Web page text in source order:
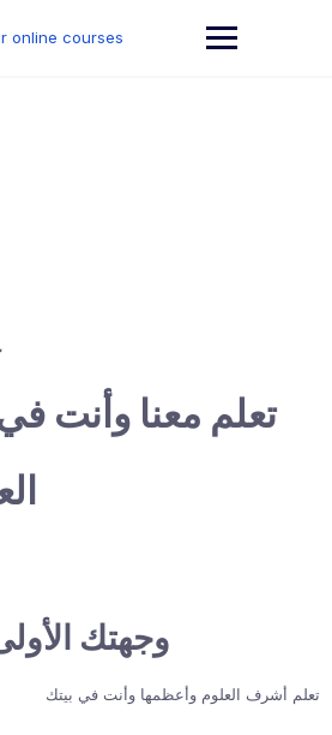
online courses
تعلم معنا وأنت
وجهتك
تعلم أشرف العلوم وأعظمها وأنت في بيتك